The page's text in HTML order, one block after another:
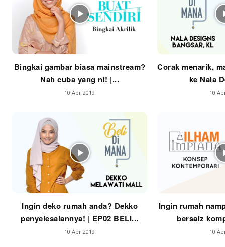
Bingkai gambar biasa mainstream?
Nah cuba yang ni! |...
10 Apr 2019
Corak menarik,
ke Nala
10
Ingin deko rumah anda? Dekko
penyelesaiannya! | EP02 BELI...
10 Apr 2019
Ingin rumah
bersaiz
10